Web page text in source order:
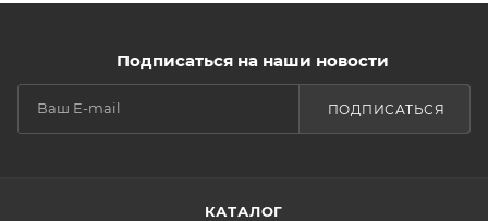
Подписаться на наши новости
ПОДПИСАТЬСЯ
КАТАЛОГ